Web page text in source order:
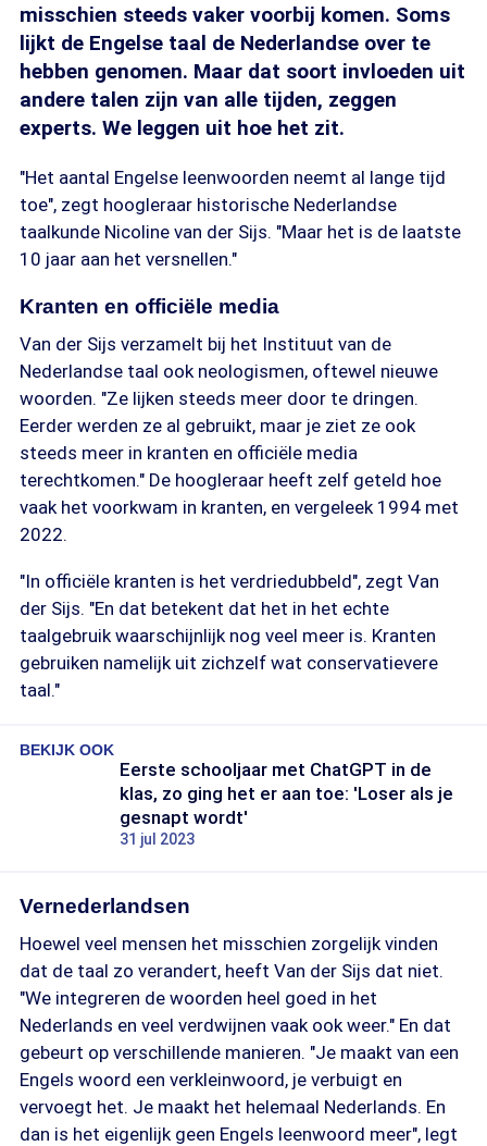
misschien steeds vaker voorbij komen. Soms
lijkt de Engelse taal de Nederlandse over te
hebben genomen. Maar dat soort invloeden uit
andere talen zijn van alle tijden, zeggen
experts. We leggen uit hoe het zit.
"Het aantal Engelse leenwoorden neemt al lange tijd
toe", zegt hoogleraar historische Nederlandse
taalkunde Nicoline van der Sijs. "Maar het is de laatste
10 jaar aan het versnellen."
Kranten en officiële media
Van der Sijs verzamelt bij het Instituut van de
Nederlandse taal ook neologismen, oftewel nieuwe
woorden. "Ze lijken steeds meer door te dringen.
Eerder werden ze al gebruikt, maar je ziet ze ook
steeds meer in kranten en officiële media
terechtkomen." De hoogleraar heeft zelf geteld hoe
vaak het voorkwam in kranten, en vergeleek 1994 met
2022.
"In officiële kranten is het verdriedubbeld", zegt Van
der Sijs. "En dat betekent dat het in het echte
taalgebruik waarschijnlijk nog veel meer is. Kranten
gebruiken namelijk uit zichzelf wat conservatievere
taal."
BEKIJK OOK
Eerste schooljaar met ChatGPT in de
klas, zo ging het er aan toe: 'Loser als je
gesnapt wordt'
31 jul 2023
Vernederlandsen
Hoewel veel mensen het misschien zorgelijk vinden
dat de taal zo verandert, heeft Van der Sijs dat niet.
"We integreren de woorden heel goed in het
Nederlands en veel verdwijnen vaak ook weer." En dat
gebeurt op verschillende manieren. "Je maakt van een
Engels woord een verkleinwoord, je verbuigt en
vervoegt het. Je maakt het helemaal Nederlands. En
dan is het eigenlijk geen Engels leenwoord meer", legt